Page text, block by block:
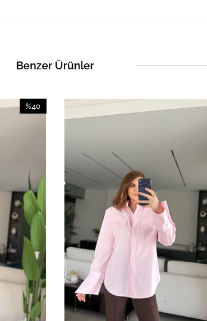
Benzer Ürünler
%40